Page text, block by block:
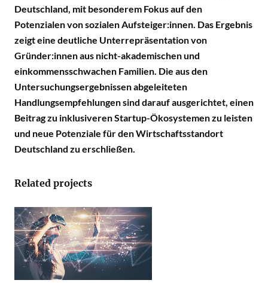
Deutschland, mit besonderem Fokus auf den
Potenzialen von sozialen Aufsteiger:innen. Das Ergebnis
zeigt eine deutliche Unterrepräsentation von
Gründer:innen aus nicht-akademischen und
einkommensschwachen Familien. Die aus den
Untersuchungsergebnissen abgeleiteten
Handlungsempfehlungen sind darauf ausgerichtet, einen
Beitrag zu inklusiveren Startup-Ökosystemen zu leisten
und neue Potenziale für den Wirtschaftsstandort
Deutschland zu erschließen.
Related projects